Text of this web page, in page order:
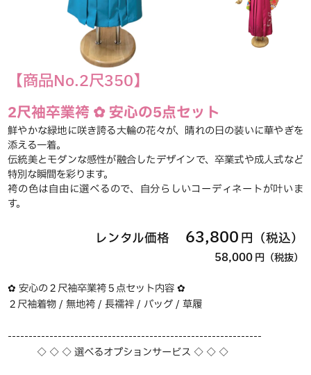
【商品No.2尺350】
2尺袖卒業袴 ✿ 安心の5点セット
鮮やかな緑地に咲き誇る大輪の花々が、晴れの日の装いに華やぎを
添える一着。
伝統美とモダンな感性が融合したデザインで、卒業式や成人式など
特別な瞬間を彩ります。
袴の色は自由に選べるので、自分らしいコーディネートが叶いま
す。
レンタル価格 63,800円（税込）
58,000 円（税抜）
✿ 安心の２尺袖卒業袴５点セット内容 ✿
２尺袖着物 / 無地袴 / 長襦袢 / バッグ / 草履
-------------------------------------------------------------
◇ ◇ ◇ 選べるオプションサービス ◇ ◇ ◇